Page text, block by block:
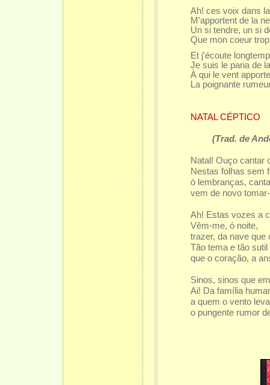
Ah! ces voix dans
M'apportent de la
Un si tendre, un si
Que mon coeur
Et j'écoute
Je suis le paria de
À qui le vent
La poignante
NATAL CÉPTICO
(Trad. de
Natal! Ouço cantar
Nestas folhas sem f
ó lembranças,
vem de novo
Ah! Estas vozes a
Vêm-me, ó noite,
trazer, da nave que
Tão tema e tão
que o coração, a
Sinos, sinos que
Ai! Da família
a quem o vento
o pungente rumor